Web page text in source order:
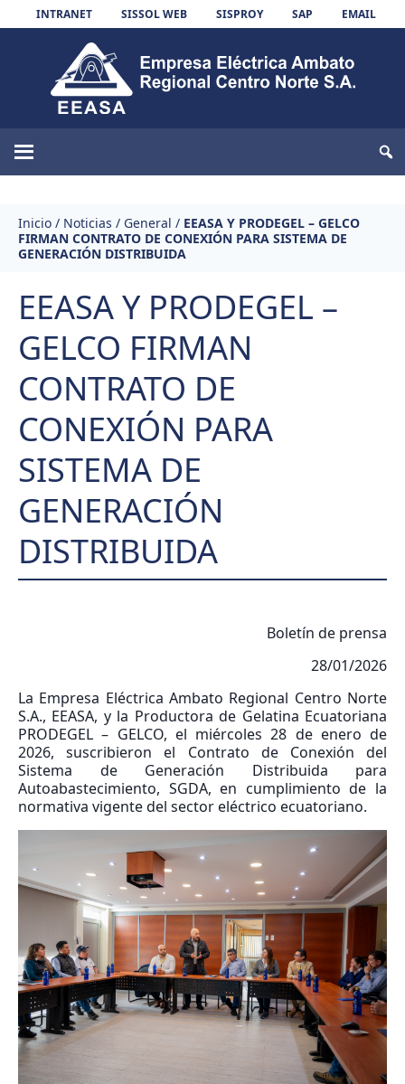
Skip to content
INTRANET SISSOL WEB SISPROY SAP EMAIL
EEASA
Inicio / Noticias / General / EEASA Y PRODEGEL – GELCO
FIRMAN CONTRATO DE CONEXIÓN PARA SISTEMA DE
GENERACIÓN DISTRIBUIDA
EEASA Y PRODEGEL –
GELCO FIRMAN
CONTRATO DE
CONEXIÓN PARA
SISTEMA DE
GENERACIÓN
DISTRIBUIDA
Boletín de prensa
28/01/2026
La Empresa Eléctrica Ambato Regional Centro Norte
S.A., EEASA, y la Productora de Gelatina Ecuatoriana
PRODEGEL – GELCO, el miércoles 28 de enero de
2026, suscribieron el Contrato de Conexión del
Sistema de Generación Distribuida para
Autoabastecimiento, SGDA, en cumplimiento de la
normativa vigente del sector eléctrico ecuatoriano.